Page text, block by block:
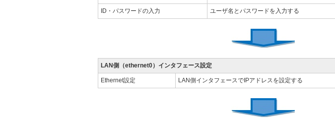
ID・パスワードの入力 ユーザ名とパスワードを入力する
LAN側（ethernet0）インタフェース設定
Ethernet設定 LAN側インタフェースでIPアドレスを設定する